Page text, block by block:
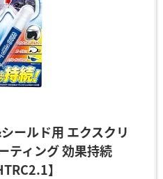
ールド用 エクスクリ
ティング 効果持続
】